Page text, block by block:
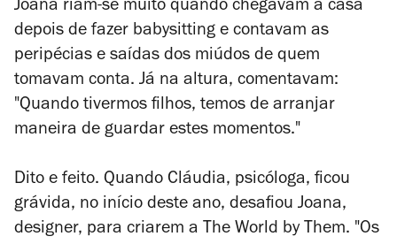
Joana riam-se muito quando chegavam a casa
depois de fazer babysitting e contavam as
peripécias e saídas dos miúdos de quem
tomavam conta. Já na altura, comentavam:
"Quando tivermos filhos, temos de arranjar
maneira de guardar estes momentos."
Dito e feito. Quando Cláudia, psicóloga, ficou
grávida, no início deste ano, desafiou Joana,
designer, para criarem a The World by Them. "Os